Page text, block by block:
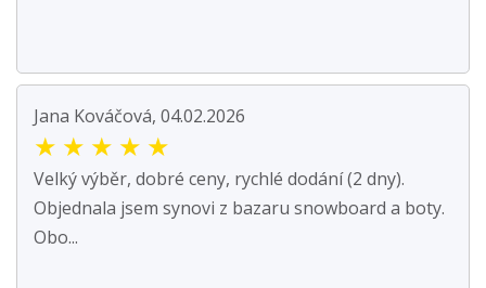
Jana Kováčová, 04.02.2026
★ ★ ★ ★ ★
Velký výběr, dobré ceny, rychlé dodání (2 dny).
Objednala jsem synovi z bazaru snowboard a boty.
Obo...